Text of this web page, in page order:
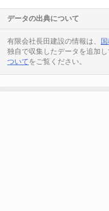
データの出典について
有限会社長田建設の情報は、
独自で収集したデータを追加
ついてをご覧ください。